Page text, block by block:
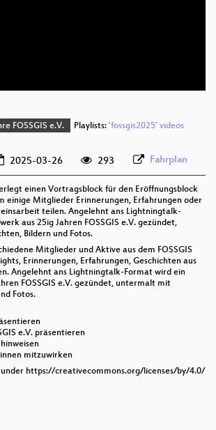
FOSSGIS e.V. Playlists: 'fossgis2025' videos
2025-03-26 293 Fahrplan
einen Vortragsblock für den Eröffnungsblock
einige Mitglieder Erinnerungen, Erfahrungen oder
teilen. Angelehnt ans Lightningtalk-
aus 25ig Jahren FOSSGIS e.V. gezündet,
Bildern und Fotos.
Mitglieder und Aktive aus dem FOSSGIS
Erinnerungen, Erfahrungen, Geschichten aus
Angelehnt ans Lightningtalk-Format wird ein
FOSSGIS e.V. gezündet, untermalt mit
Fotos.
e.V. präsentieren
mitzuwirken
under https://creativecommons.org/licenses/by/4.0/